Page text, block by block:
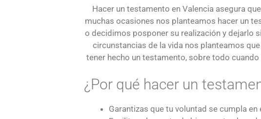
Hacer un testamento en Valencia asegura
muchas ocasiones nos planteamos hacer un
o decidimos posponer su realización y dejarlo
circunstancias de la vida nos planteamos
tener hecho un testamento, sobre todo
¿Por qué hacer un
Garantizas que tu voluntad se cumpla